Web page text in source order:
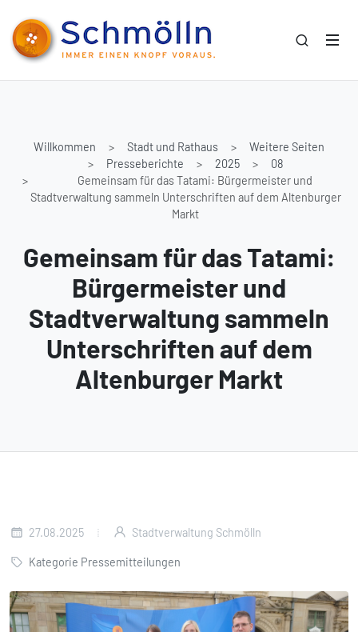
Willkommen Stadt und Rathaus
Weitere Seiten
Presseberichte
2025
08
Gemeinsam für das Tatami: Bürgermeister und
Stadtverwaltung sammeln Unterschriften auf dem Altenburger
Markt
Gemeinsam für das Tatami:
Bürgermeister und
Stadtverwaltung sammeln
Unterschriften auf dem
Altenburger Markt
27.08.2025 Stadtverwaltung Schmölln
Kategorie Pressemitteilungen